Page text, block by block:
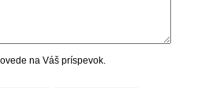
na Váš príspevok.